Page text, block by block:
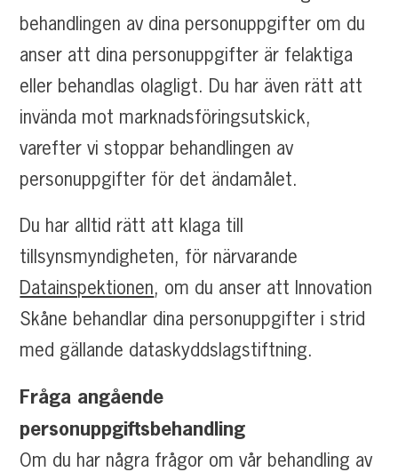
behandlingen av dina personuppgifter om du
anser att dina personuppgifter är felaktiga
eller behandlas olagligt. Du har även rätt att
invända mot marknadsföringsutskick,
varefter vi stoppar behandlingen av
personuppgifter för det ändamålet.
Du har alltid rätt att klaga till
tillsynsmyndigheten, för närvarande
Datainspektionen, om du anser att Innovation
Skåne behandlar dina personuppgifter i strid
med gällande dataskyddslagstiftning.
Fråga angående
personuppgiftsbehandling
Om du har några frågor om vår behandling av